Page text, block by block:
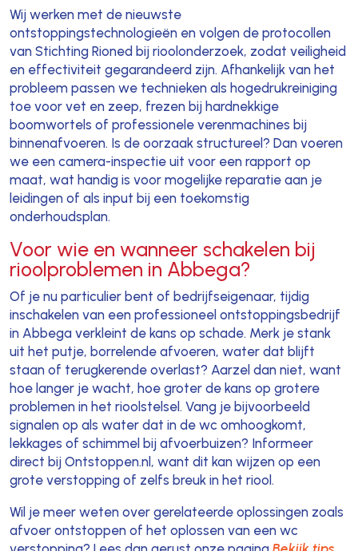
Wij werken met de nieuwste
ontstoppingstechnologieën en volgen de protocollen
van Stichting Rioned bij rioolonderzoek, zodat veiligheid
en effectiviteit gegarandeerd zijn. Afhankelijk van het
probleem passen we technieken als hogedrukreiniging
toe voor vet en zeep, frezen bij hardnekkige
boomwortels of professionele verenmachines bij
binnenafvoeren. Is de oorzaak structureel? Dan voeren
we een camera-inspectie uit voor een rapport op
maat, wat handig is voor mogelijke reparatie aan je
leidingen of als input bij een toekomstig
onderhoudsplan.
Voor wie en wanneer schakelen bij
rioolproblemen in Abbega?
Of je nu particulier bent of bedrijfseigenaar, tijdig
inschakelen van een professioneel ontstoppingsbedrijf
in Abbega verkleint de kans op schade. Merk je stank
uit het putje, borrelende afvoeren, water dat blijft
staan of terugkerende overlast? Aarzel dan niet, want
hoe langer je wacht, hoe groter de kans op grotere
problemen in het rioolstelsel. Vang je bijvoorbeeld
signalen op als water dat in de wc omhoogkomt,
lekkages of schimmel bij afvoerbuizen? Informeer
direct bij Ontstoppen.nl, want dit kan wijzen op een
grote verstopping of zelfs breuk in het riool.
Wil je meer weten over gerelateerde oplossingen zoals
afvoer ontstoppen of het oplossen van een wc